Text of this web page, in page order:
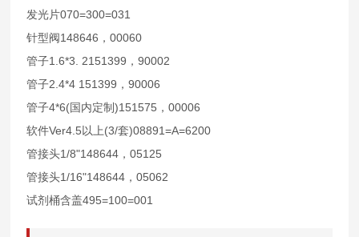
发光片070=300=031
针型阀148646 ，00060
管子1.6*3. 2151399 ，90002
管子2.4*4 151399 ，90006
管子4*6(国内定制)151575 ，00006
软件Ver4.5 以上 (3/套)08891=A=6200
管接头1/8"148644 ，05125
管接头1/16"148644 ，05062
试剂桶含盖495=100=001